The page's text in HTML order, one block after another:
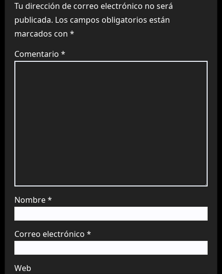
Tu dirección de correo electrónico no será
publicada. Los campos obligatorios están
marcados con *
Comentario *
Nombre*
Correo electrónico *
Web